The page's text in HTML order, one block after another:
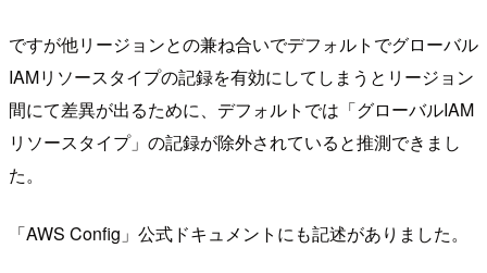
ですが他リージョンとの兼ね合いでデフォルトでグローバル
IAMリソースタイプの記録を有効にしてしまうとリージョン
間にて差異が出るために、デフォルトでは「グローバルIAM
リソースタイプ」の記録が除外されていると推測できまし
た。
「AWS Config」公式ドキュメントにも記述がありました。